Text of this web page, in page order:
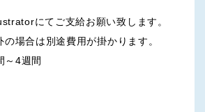
にてご支給お願い致します。
場合は別途費用が掛かります。
～4週間